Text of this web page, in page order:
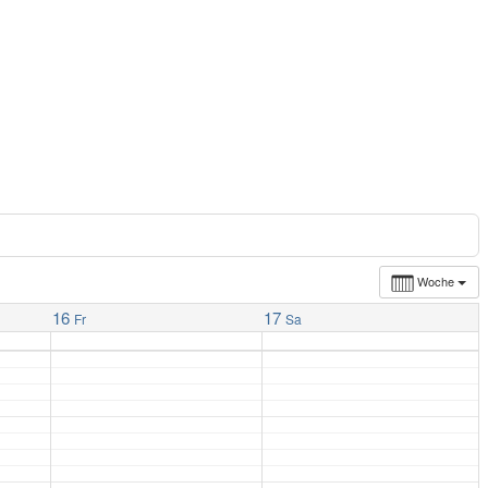
Woche
16 Fr 17 Sa